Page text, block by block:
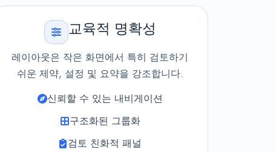
교육적 명확성
레이아웃은 작은 화면에서 특히 검토하기
쉬운 제약, 설정 및 요약을 강조합니다.
신뢰할 수 있는 내비게이션
구조화된 그룹화
검토 친화적 패널